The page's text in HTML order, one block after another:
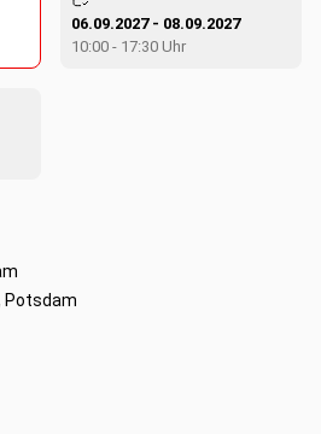
06.09.2027- 08.09.2027
10:00 - 17:30 Uhr